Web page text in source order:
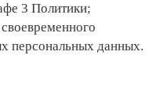
3 Политики;
персональных данных.